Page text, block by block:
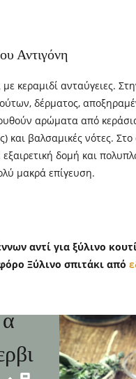
Αντιγόνη
κεραμιδί ανταύγειες.
δέρματος,
αρώματα από
και βαλσαμικές νότες. Στο
εξαιρετική δομή και
μακρά επίγευση.
αντί για ξύλινο
Ξύλινο σπιτάκι από
α